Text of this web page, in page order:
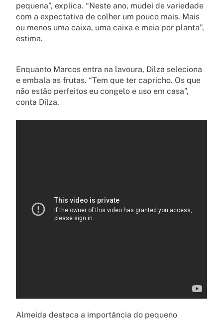
pequena”, explica. “Neste ano, mudei de variedade
com a expectativa de colher um pouco mais. Mais
ou menos uma caixa, uma caixa e meia por planta”,
estima.
Enquanto Marcos entra na lavoura, Dilza seleciona
e embala as frutas. “Tem que ter capricho. Os que
não estão perfeitos eu congelo e uso em casa”,
conta Dilza.
Almeida destaca a importância do pequeno